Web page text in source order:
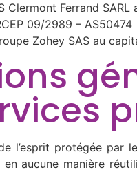
Clermont Ferrand
09/2989 – AS50474
Zohey SAS au
l’esprit protégée par
aucune manière